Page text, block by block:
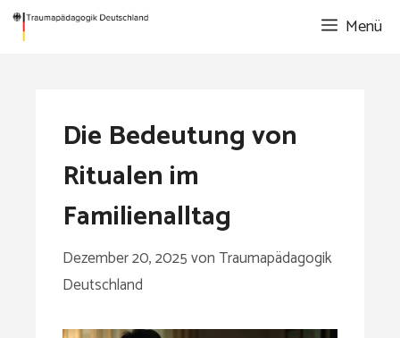
Zum
Inhalt
Menü
Die Bedeutung von
Ritualen im
Familienalltag
Dezember 20, 2025vonTraumapädagogik
Deutschland